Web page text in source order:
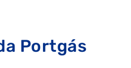
Portgás